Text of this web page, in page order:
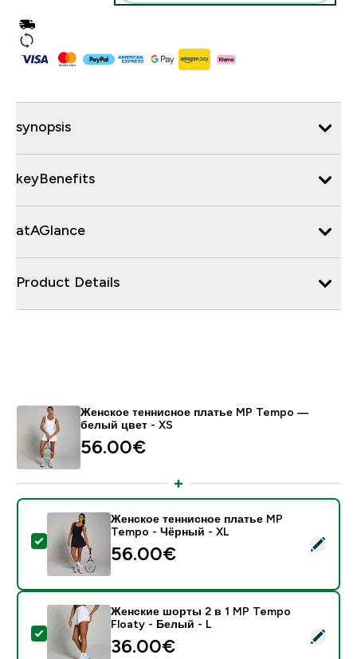
synopsis
keyBenefits
atAGlance
Product Details
Женское теннисное платье MP Tempo —
белый цвет - XS
56.00€‎
- Женское теннисное платье MP Tempo - Чёрный -
Женское теннисное платье MP
Tempo - Чёрный - XL
56.00€‎
- Женские шорты 2 в 1 MP Tempo Floaty - Белый - L
Женские шорты 2 в 1 MP Tempo
Floaty - Белый - L
36.00€‎